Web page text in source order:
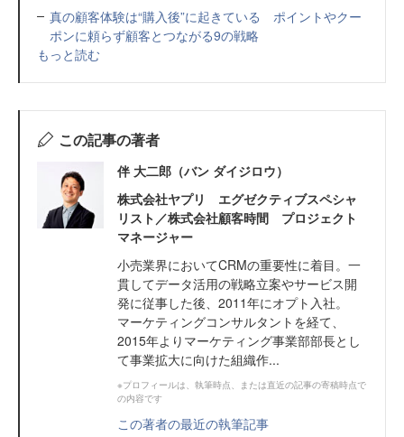
真の顧客体験は“購入後”に起きている ポイントやクー
ポンに頼らず顧客とつながる9の戦略
もっと読む
この記事の著者
伴 大二郎（バン ダイジロウ）
株式会社ヤプリ エグゼクティブスペシャ
リスト／株式会社顧客時間 プロジェクト
マネージャー
小売業界においてCRMの重要性に着目。一
貫してデータ活用の戦略立案やサービス開
発に従事した後、2011年にオプト入社。
マーケティングコンサルタントを経て、
2015年よりマーケティング事業部部長とし
て事業拡大に向けた組織作...
※プロフィールは、執筆時点、または直近の記事の寄稿時点で
の内容です
この著者の最近の執筆記事